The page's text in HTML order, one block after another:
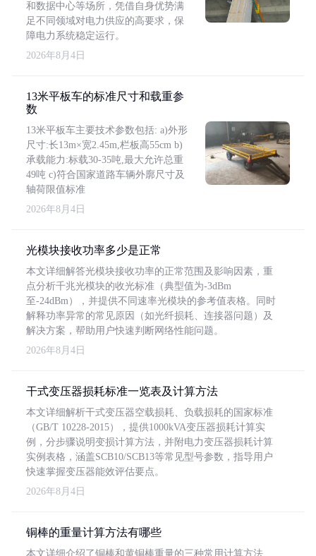
和数据中心等场所，凭借自身优势满
足不同领域对电力供应的高要求，保
障电力系统稳定运行。
2026年8月4日
13米平板车的标准尺寸和载重参
数
13米平板车主要技术参数包括: a)外形
尺寸:长13m×宽2.45m,栏板高55cm b)
承载能力:标载30-35吨,最大允许总重
49吨 c)符合国家道路车辆外廓尺寸及
轴荷限值标准
2026年8月4日
光模块接收功率多少是正常
本文详细解答光模块接收功率的正常范围及影响因素，重
点分析千兆光模块的收光标准（典型值为-3dBm
至-24dBm），并提供不同速率光模块的参考值表格。同时
解释功率异常的常见原因（如光纤损耗、连接器问题）及
解决方案，帮助用户快速判断网络性能问题。
2026年8月4日
干式变压器损耗标准一览表及计算方法
本文详细解析干式变压器空载损耗、负载损耗的国家标准
（GB/T 10228-2015），提供1000kVA变压器损耗计算实
例，分步骤说明变损计算方法，并附电力变压器损耗计算
实例表格，涵盖SCB10/SCB13等常见型号参数，指导用户
快速掌握变压器能效评估要点。
2026年8月4日
铜棒的重量计算方法有哪些
本文详细介绍了铜棒和黄铜棒重量的三种常用计算方法